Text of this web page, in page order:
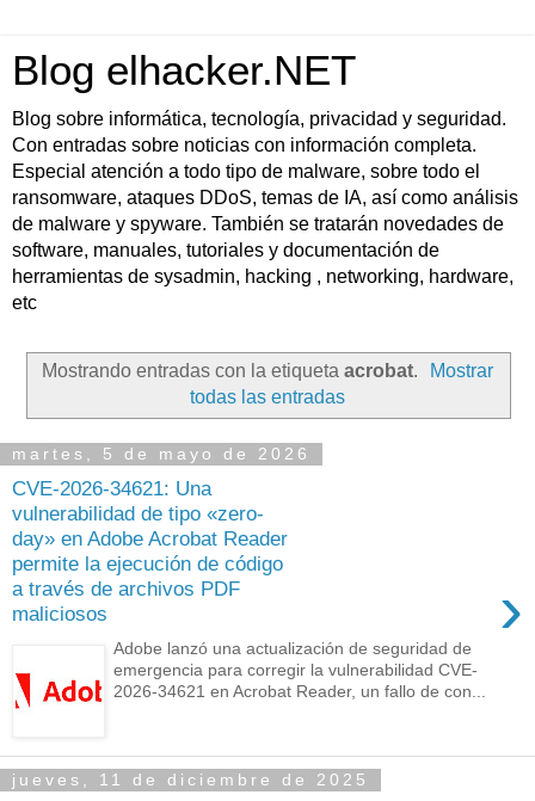
Blog elhacker.NET
Blog sobre informática, tecnología, privacidad y seguridad.
Con entradas sobre noticias con información completa.
Especial atención a todo tipo de malware, sobre todo el
ransomware, ataques DDoS, temas de IA, así como análisis
de malware y spyware. También se tratarán novedades de
software, manuales, tutoriales y documentación de
herramientas de sysadmin, hacking , networking, hardware,
etc
Mostrando entradas con la etiqueta acrobat.
Mostrar
todas las entradas
martes, 5 de mayo de 2026
CVE-2026-34621: Una
vulnerabilidad de tipo «zero-
day» en Adobe Acrobat Reader
permite la ejecución de código
a través de archivos PDF
maliciosos
›
Adobe lanzó una actualización de seguridad de
emergencia para corregir la vulnerabilidad CVE-
2026-34621 en Acrobat Reader, un fallo de con...
jueves, 11 de diciembre de 2025